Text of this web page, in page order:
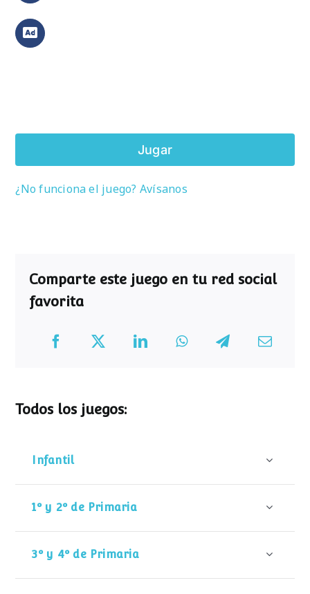
Jugar
¿No funciona el juego? Avísanos
Comparte este juego en tu red social
favorita
Todos los juegos:
Infantil
1º y 2º de Primaria
3º y 4º de Primaria